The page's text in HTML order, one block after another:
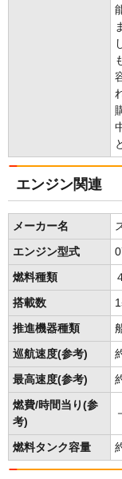
エンジン関連
メーカー名
エンジン型式
燃料種類
搭載数
推進機器種類
巡航速度(参考)
最高速度(参考)
燃費/時間当り(参
考)
－
燃料タンク容量